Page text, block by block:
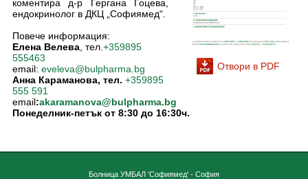
Отвори в PDF
коментира д-р Гергана Гоцева,
ендокринолог в ДКЦ „Софиямед“.
Повече информация:
Елена Велева , тел. +359895
555463
email: eveleva@bulpharma.bg
Анна Караманова, тел. +359895
555 591
email:akaramanova@bulpharma.bg
Понеделник-петък от 8:30 до 16:30ч.
Болница УМБАЛ 'Софиямед' - София